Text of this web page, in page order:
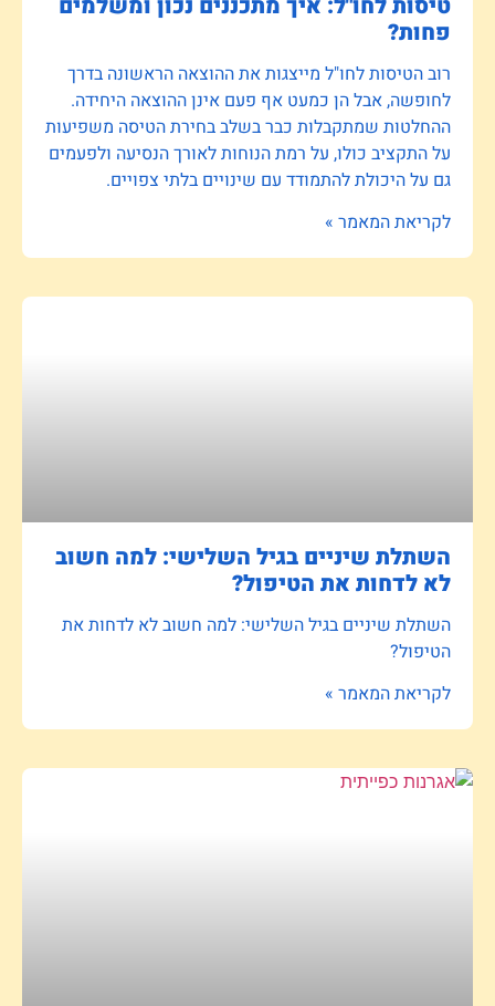
פחות?
רוב הטיסות לחו"ל מייצגות את ההוצאה הראשונה בדרך
לחופשה, אבל הן כמעט אף פעם אינן ההוצאה היחידה.
ההחלטות שמתקבלות כבר בשלב בחירת הטיסה משפיעות
על התקציב כולו, על רמת הנוחות לאורך הנסיעה ולפעמים
גם על היכולת להתמודד עם שינויים בלתי צפויים.
לקריאת המאמר »
השתלת שיניים בגיל השלישי: למה חשוב
לא לדחות את הטיפול?
השתלת שיניים בגיל השלישי: למה חשוב לא לדחות את
הטיפול?
לקריאת המאמר »